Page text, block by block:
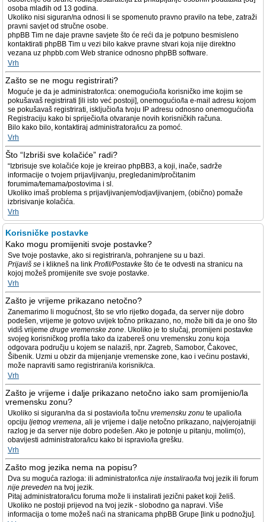
osoba mlađih od 13 godina.
Ukoliko nisi siguran/na odnosi li se spomenuto pravno pravilo na tebe, zatraži
pravni savjet od stručne osobe.
phpBB Tim ne daje pravne savjete što će reći da je potpuno besmisleno
kontaktirati phpBB Tim u vezi bilo kakve pravne stvari koja nije direktno
vezana uz phpbb.com Web stranice odnosno phpBB software.
Vrh
Zašto se ne mogu registrirati?
Moguće je da je administrator/ica: onemogućio/la korisničko ime kojim se
pokušavaš registrirati [ili isto već postoji], onemogućio/la e-mail adresu kojom
se pokušavaš registrirati, isključio/la tvoju IP adresu odnosno onemogućio/la
Registraciju kako bi spriječio/la otvaranje novih korisničkih računa.
Bilo kako bilo, kontaktiraj administratora/icu za pomoć.
Vrh
Što “Izbriši sve kolačiće” radi?
“Izbrisuje sve kolačiće koje je kreirao phpBB3, a koji, inače, sadrže
informacije o tvojem prijavljivanju, pregledanim/pročitanim
forumima/temama/postovima i sl.
Ukoliko imaš problema s prijavljivanjem/odjavljivanjem, (obično) pomaže
izbrisivanje kolačića.
Vrh
Korisničke postavke
Kako mogu promijeniti svoje postavke?
Sve tvoje postavke, ako si registriran/a, pohranjene su u bazi.
Prijaviš se i klikneš na link Profil/Postavke što će te odvesti na stranicu na
kojoj možeš promijenite sve svoje postavke.
Vrh
Zašto je vrijeme prikazano netočno?
Zanemarimo li mogućnost, što se vrlo rijetko događa, da server nije dobro
podešen, vrijeme je gotovo uvijek točno prikazano, no, može biti da je ono što
vidiš vrijeme druge vremenske zone. Ukoliko je to slučaj, promijeni postavke
svojeg korisničkog profila tako da izabereš onu vremensku zonu koja
odgovara području u kojem se nalaziš, npr. Zagreb, Samobor, Čakovec,
Šibenik. Uzmi u obzir da mijenjanje vremenske zone, kao i većinu postavki,
može napraviti samo registrirani/a korisnik/ca.
Vrh
Zašto je vrijeme i dalje prikazano netočno iako sam promijenio/la
vremensku zonu?
Ukoliko si siguran/na da si postavio/la točnu vremensku zonu te upalio/la
opciju ljetnog vremena, ali je vrijeme i dalje netočno prikazano, najvjerojatniji
razlog je da server nije dobro podešen. Ako je potonje u pitanju, molim(o),
obavijesti administratora/icu kako bi ispravio/la grešku.
Vrh
Zašto mog jezika nema na popisu?
Dva su moguća razloga: ili administrator/ica nije instalirao/la tvoj jezik ili forum
nije preveden na tvoj jezik.
Pitaj administratora/icu foruma može li instalirati jezični paket koji želiš.
Ukoliko ne postoji prijevod na tvoj jezik - slobodno ga napravi. Više
informacija o tome možeš naći na stranicama phpBB Grupe [link u podnožju].